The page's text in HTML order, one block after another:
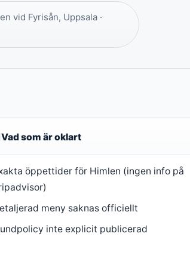
vid Fyrisån, Uppsala ·
Vad som är oklart
öppettider för Himlen (ingen info på
meny saknas officiellt
inte explicit publicerad